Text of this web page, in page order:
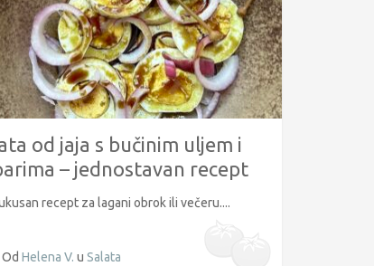
od jaja s bučinim uljem i
– jednostavan recept
recept za lagani obrok ili večeru....
Od Helena V. u Salata